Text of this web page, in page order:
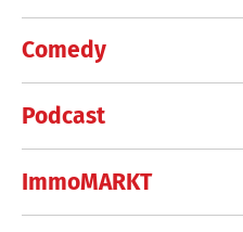
Comedy
Podcast
ImmoMARKT